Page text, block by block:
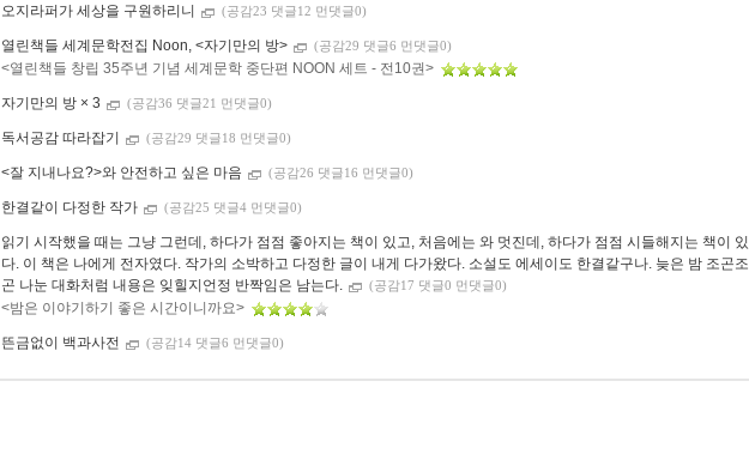
오지라퍼가 세상을 구원하리니 (공감23 댓글12 먼댓글0)
열린책들 세계문학전집 Noon, <자기만의 방> (공감29 댓글6 먼댓글0)
<열린책들 창립 35주년 기념 세계문학 중단편 NOON 세트 - 전10권>
자기만의 방 × 3 (공감36 댓글21 먼댓글0)
독서공감 따라잡기 (공감29 댓글18 먼댓글0)
<잘 지내나요?>와 안전하고 싶은 마음 (공감26 댓글16 먼댓글0)
한결같이 다정한 작가 (공감25 댓글4 먼댓글0)
읽기 시작했을 때는 그냥 그런데, 하다가 점점 좋아지는 책이 있고, 처음에는 와 멋진데, 하다가 점점 시들해지는 책이 있
다. 이 책은 나에게 전자였다. 작가의 소박하고 다정한 글이 내게 다가왔다. 소설도 에세이도 한결같구나. 늦은 밤 조곤조
곤 나눈 대화처럼 내용은 잊힐지언정 반짝임은 남는다.
(공감17 댓글0 먼댓글0)
<밤은 이야기하기 좋은 시간이니까요>
뜬금없이 백과사전 (공감14 댓글6 먼댓글0)